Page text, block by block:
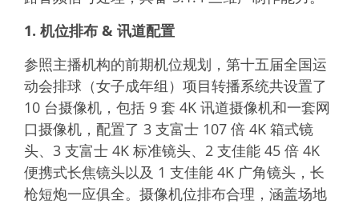
1. 机位排布 & 讯道配置
参照主播机构的前期机位规划，第十五届全国运
动会排球（女子成年组）项目转播系统共设置了
10 台摄像机，包括 9 套 4K 讯道摄像机和一套网
口摄像机，配置了 3 支富士 107 倍 4K 箱式镜
头、3 支富士 4K 标准镜头、2 支佳能 45 倍 4K
便携式长焦镜头以及 1 支佳能 4K 广角镜头，长
枪短炮一应俱全。摄像机位排布合理，涵盖场地